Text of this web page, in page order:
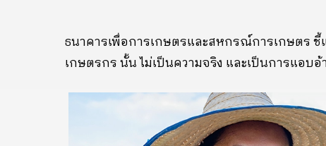
ธนาคารเพื่อการเกษตรและสหกรณ์การเกษตร
เกษตรกร นั้น ไม่เป็นความจริง และเป็นการแอบ